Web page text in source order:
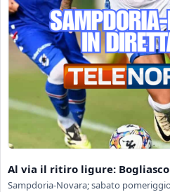
Al via il ritiro ligure:
Sampdoria-Novara; sabato